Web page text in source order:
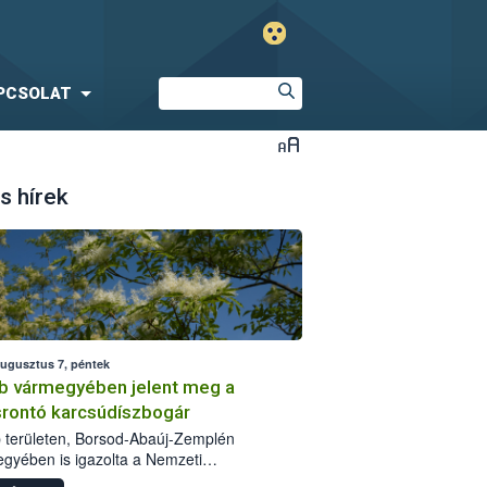
hírek
7, péntek
vármegyében jelent meg a
karcsúdíszbogár
területen, Borsod-Abaúj-Zemplén
is igazolta a Nemzeti
biztonsági Hivatal (Nébih) a